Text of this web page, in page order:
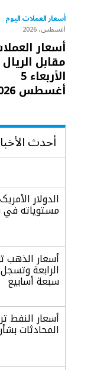
أسعار العملات اليوم
أغسطس، 2026
أسعار
مقابل
الأربعاء 5
أغسطس 2026
أحدث
الدولار
مستوياته في
أسعار الذهب
الرابعة
سبعة أسابيع
أسعار النفط
المحادثات